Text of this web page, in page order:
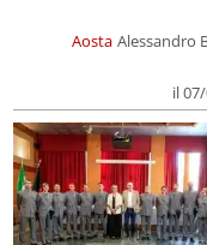
Aosta Alessandro
il